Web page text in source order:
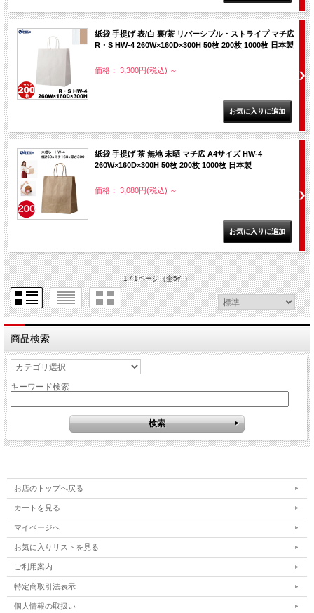
紙袋 手提げ 表/白 裏/茶 リバーシブル・ストライプ マチ広
R・S HW-4 260W×160D×300H 50枚 200枚 1000枚 日本製
価格： 3,300円(税込) ～
紙袋 手提げ 茶 無地 未晒 マチ広 A4サイズ HW-4
260W×160D×300H 50枚 200枚 1000枚 日本製
価格： 3,080円(税込) ～
1 / 1ページ（全5件）
商品検索
キーワード検索
お店のトップへ戻る
カートを見る
マイページへ
お気に入りリストを見る
ご利用案内
特定商取引法表示
個人情報の取扱い